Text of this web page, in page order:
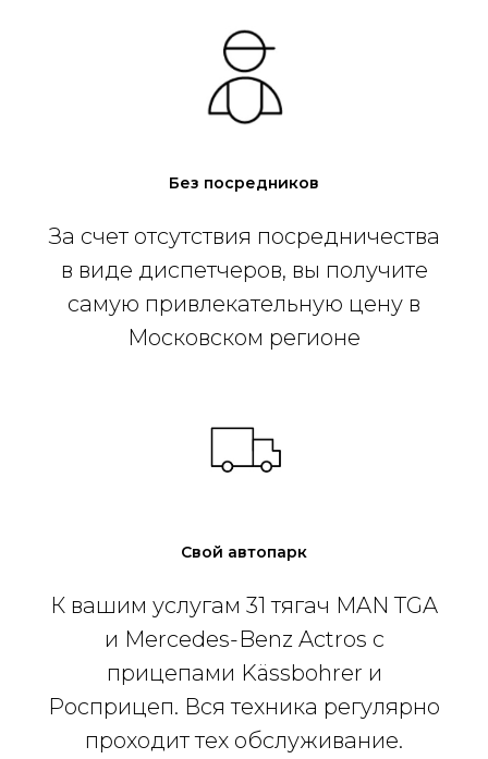
Без посредников
За счет отсутствия посредничества
в виде диспетчеров, вы получите
самую привлекательную цену в
Московском регионе
Свой автопарк
К вашим услугам 31 тягач MAN TGA
и Mercedes-Benz Actros с
прицепами Kässbohrer и
Росприцеп. Вся техника регулярно
проходит тех обслуживание.